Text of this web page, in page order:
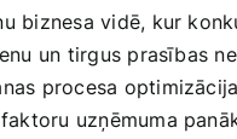
biznesa vidē, kur
un​ tirgus prasības‍
procesa
uzņēmuma